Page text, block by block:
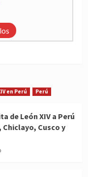
en Perú Perú
de León XIV a Perú
Chiclayo, Cusco y